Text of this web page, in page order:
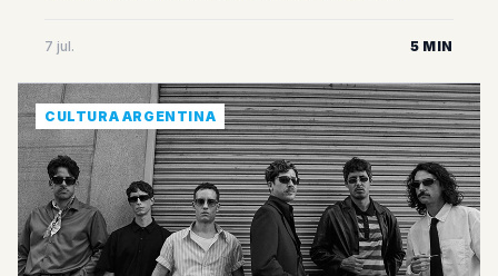
disfrutar del mejor ambiente y vivir cada encuentro
elaborada a partir de la información que recibimos
directamente de bares, restaurantes, organizadores de
eventos y distintos [&hellip;]
7 jul. 5 MIN
CULTURA ARGENTINA